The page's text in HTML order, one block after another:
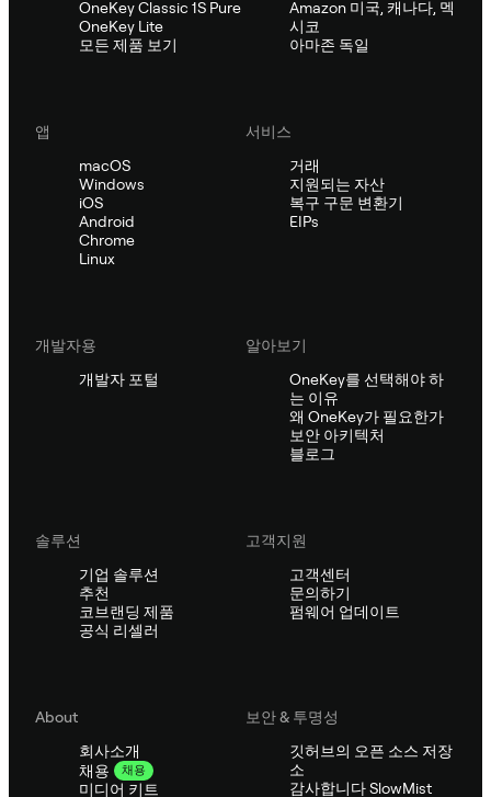
OneKey Classic 1S Pure
OneKey Lite
모든 제품 보기
Amazon 미국, 캐나다, 멕
시코
아마존 독일
앱
macOS
Windows
iOS
Android
Chrome
Linux
서비스
거래
지원되는 자산
복구 구문 변환기
EIPs
개발자용
개발자 포털
알아보기
OneKey를 선택해야 하
는 이유
왜 OneKey가 필요한가
보안 아키텍처
블로그
솔루션
기업 솔루션
추천
코브랜딩 제품
공식 리셀러
고객지원
고객센터
문의하기
펌웨어 업데이트
About
회사소개
채용
채용
미디어 키트
보안 & 투명성
깃허브의 오픈 소스 저장
소
감사합니다 SlowMist